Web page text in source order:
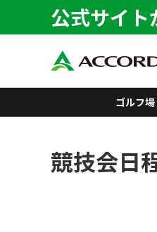
公式サイト
ゴルフ場
競技会日